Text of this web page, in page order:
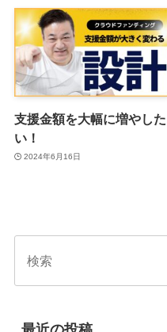
支援金額を大幅に増やした
い！
2024年6月16日